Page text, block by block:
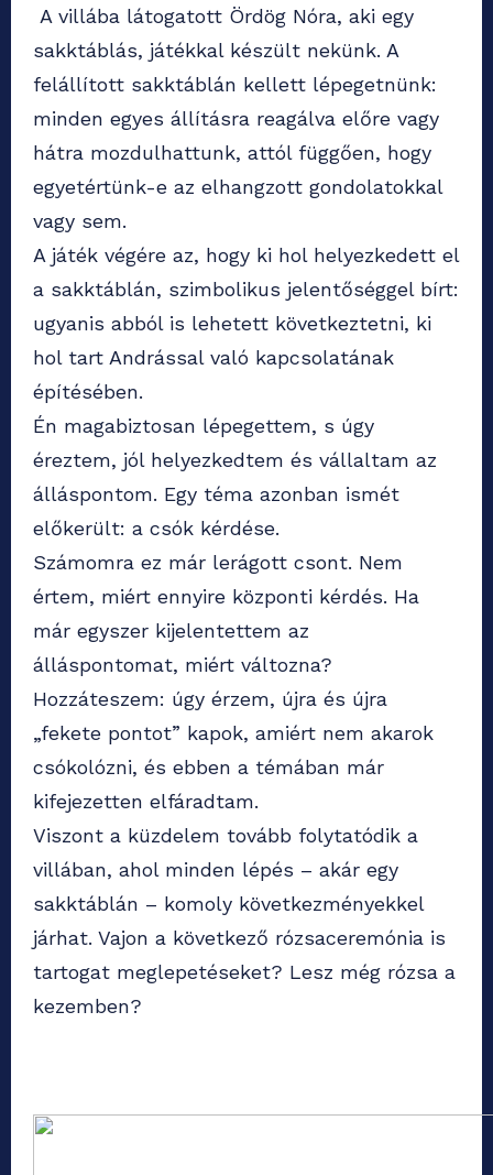
A villába látogatott Ördög Nóra, aki egy
sakktáblás, játékkal készült nekünk. A
felállított sakktáblán kellett lépegetnünk:
minden egyes állításra reagálva előre vagy
hátra mozdulhattunk, attól függően, hogy
egyetértünk-e az elhangzott gondolatokkal
vagy sem.
A játék végére az, hogy ki hol helyezkedett el
a sakktáblán, szimbolikus jelentőséggel bírt:
ugyanis abból is lehetett következtetni, ki
hol tart Andrással való kapcsolatának
építésében.
Én magabiztosan lépegettem, s úgy
éreztem, jól helyezkedtem és vállaltam az
álláspontom. Egy téma azonban ismét
előkerült: a csók kérdése.
Számomra ez már lerágott csont. Nem
értem, miért ennyire központi kérdés. Ha
már egyszer kijelentettem az
álláspontomat, miért változna?
Hozzáteszem: úgy érzem, újra és újra
„fekete pontot” kapok, amiért nem akarok
csókolózni, és ebben a témában már
kifejezetten elfáradtam.
Viszont a küzdelem tovább folytatódik a
villában, ahol minden lépés – akár egy
sakktáblán – komoly következményekkel
járhat. Vajon a következő rózsaceremónia is
tartogat meglepetéseket? Lesz még rózsa a
kezemben?